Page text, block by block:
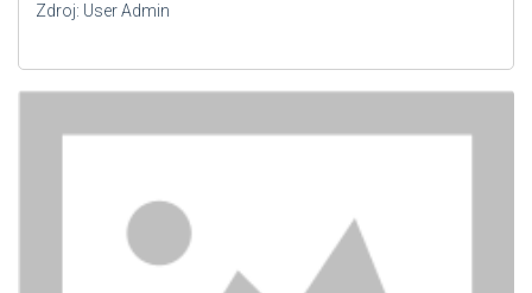
Zdroj: User Admin